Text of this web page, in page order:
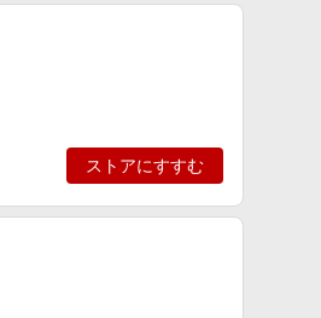
ストアにすすむ